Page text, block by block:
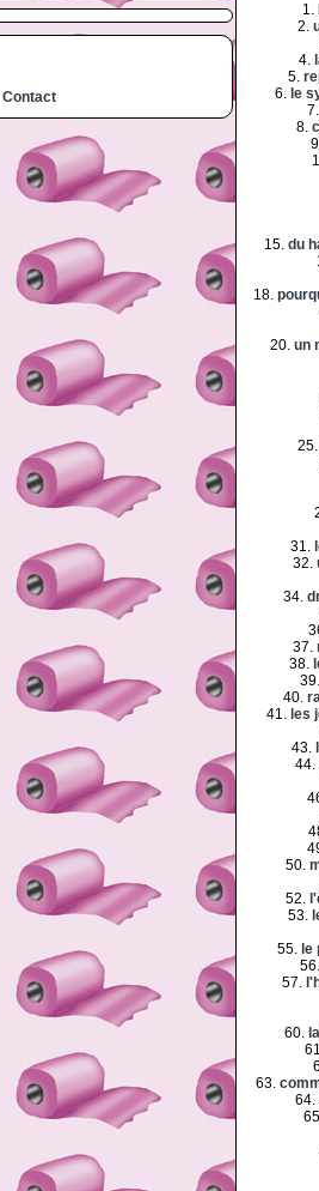
Contact
1.
2.
4.
5.
6. le
7.
8.
15. du
18.
20. un
25.
31.
32.
34.
37.
38.
39.
40.
41. les
43.
44.
50.
52.
53.
55. le
56.
57.
60.
63.
64.